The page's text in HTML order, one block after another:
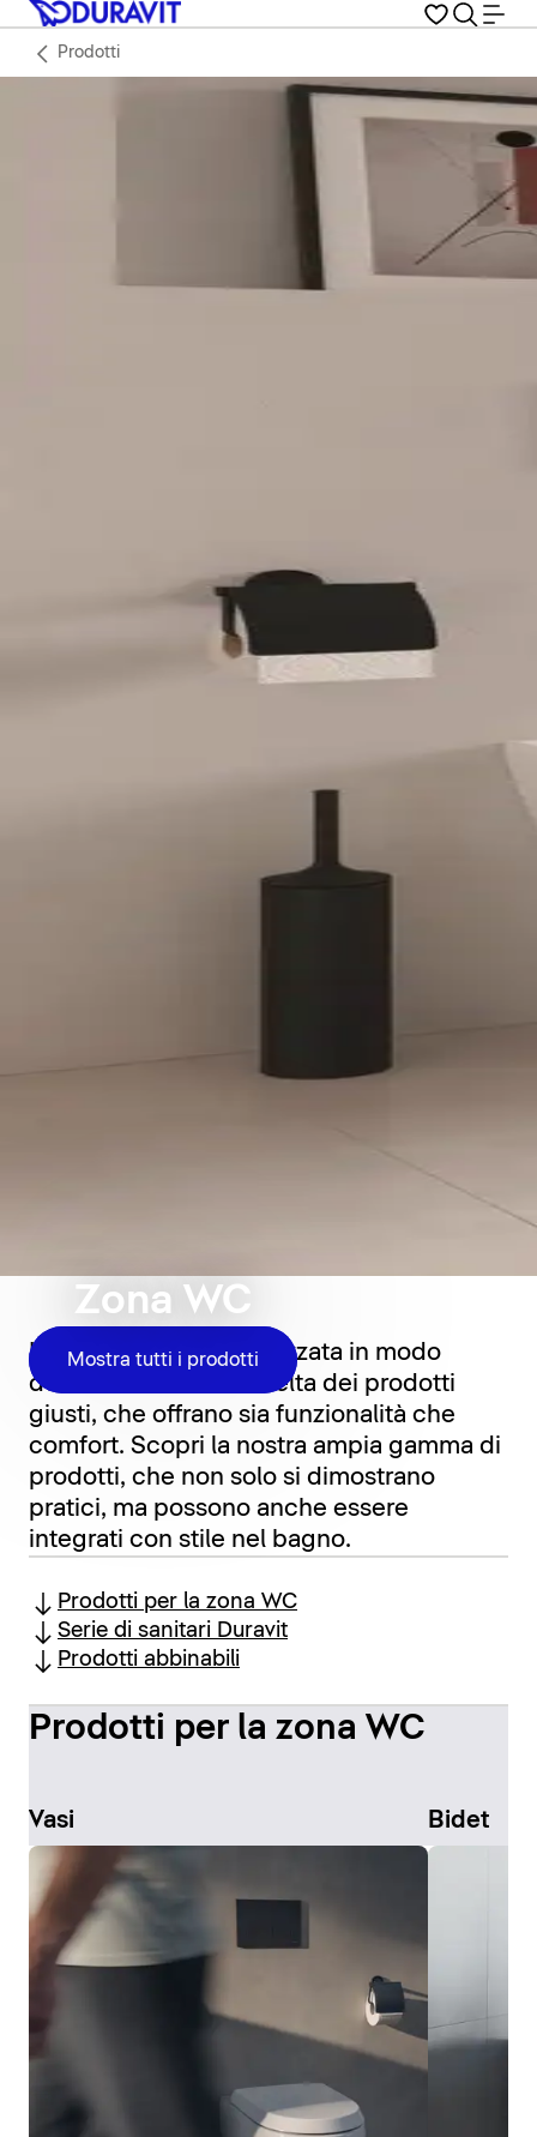
Prodotti
Zona WC
Mostra tutti i prodotti
La zona WC è caratterizzata in modo
determinante dalla scelta dei prodotti
giusti, che offrano sia funzionalità che
comfort. Scopri la nostra ampia gamma di
prodotti, che non solo si dimostrano
pratici, ma possono anche essere
integrati con stile nel bagno.
Prodotti per la zona WC
Serie di sanitari Duravit
Prodotti abbinabili
Prodotti per la zona WC
Vasi Bidet